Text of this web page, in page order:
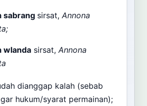
sabrang sirsat, Annona
wlanda sirsat, Annona
dianggap kalah (sebab
hukum/syarat permainan);